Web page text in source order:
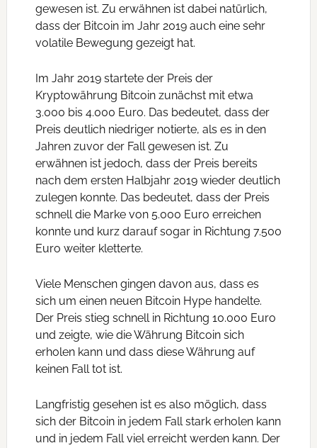
gewesen ist. Zu erwähnen ist dabei natürlich,
dass der Bitcoin im Jahr 2019 auch eine sehr
volatile Bewegung gezeigt hat.
Im Jahr 2019 startete der Preis der
Kryptowährung Bitcoin zunächst mit etwa
3.000 bis 4.000 Euro. Das bedeutet, dass der
Preis deutlich niedriger notierte, als es in den
Jahren zuvor der Fall gewesen ist. Zu
erwähnen ist jedoch, dass der Preis bereits
nach dem ersten Halbjahr 2019 wieder deutlich
zulegen konnte. Das bedeutet, dass der Preis
schnell die Marke von 5.000 Euro erreichen
konnte und kurz darauf sogar in Richtung 7.500
Euro weiter kletterte.
Viele Menschen gingen davon aus, dass es
sich um einen neuen Bitcoin Hype handelte.
Der Preis stieg schnell in Richtung 10.000 Euro
und zeigte, wie die Währung Bitcoin sich
erholen kann und dass diese Währung auf
keinen Fall tot ist.
Langfristig gesehen ist es also möglich, dass
sich der Bitcoin in jedem Fall stark erholen kann
und in jedem Fall viel erreicht werden kann. Der